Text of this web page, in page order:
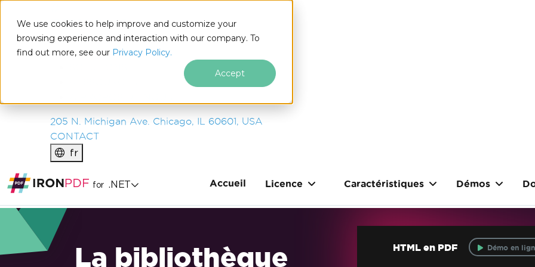
We use cookies to help improve and customize your
browsing experience and interaction with our company. To
find out more, see our Privacy Policy.
Accept
IRONSOFTWARE
PRODUITS
ENTREPRISE
205 N. Michigan Ave. Chicago, IL 60601, USA
CONTACT
fr
for .NET Accueil Licence Caractéristiques Démos
La bibliothèque HTML en PDF Démo en